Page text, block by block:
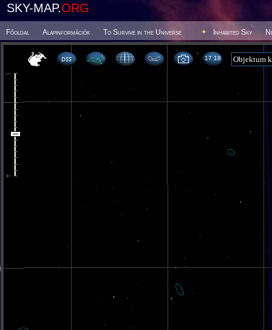
SKY-MAP.ORG
Főoldal Alapinformációk To Survive in the Universe Inhabited Sky
17 18